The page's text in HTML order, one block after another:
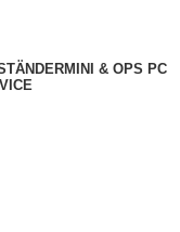
MINI & OPS PC